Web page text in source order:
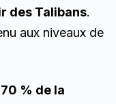
des Talibans.
aux niveaux de
70 % de la